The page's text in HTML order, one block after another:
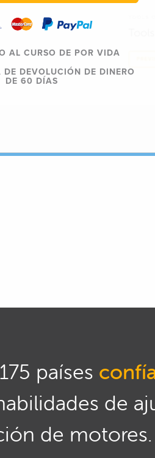
AL CURSO DE POR VIDA
DEVOLUCIÓN DE DINERO
DE 60 DÍAS
países
de
de motores.